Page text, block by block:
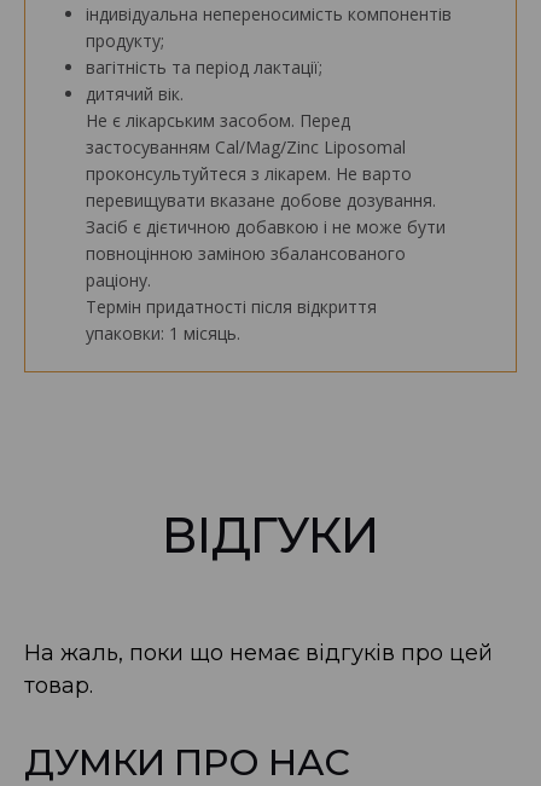
індивідуальна непереносимість компонентів
продукту;
вагітність та період лактації;
дитячий вік.
Не є лікарським засобом. Перед
застосуванням Cal/Mag/Zinc Liposomal
проконсультуйтеся з лікарем. Не варто
перевищувати вказане добове дозування.
Засіб є дієтичною добавкою і не може бути
повноцінною заміною збалансованого
раціону.
Термін придатності після відкриття
упаковки: 1 місяць.
ВІДГУКИ
На жаль, поки що немає відгуків про цей
товар.
ДУМКИ ПРО НАС